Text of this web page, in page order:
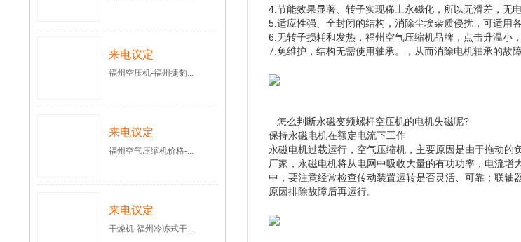
来电议定
福州空压机-福州捷豹...
来电议定
福州空气压缩机价格-...
来电议定
干燥机-福州冷冻式干...
4.节能效果显著、转子实现稀土永磁化，所以无滑差，无
5.适应性强、全封闭的结构，消除尘埃杂质侵扰，可适用各
6.无转子损耗和发热，福州空气压缩机品牌，点击升温小
7.免维护，结构无需使用轴承。，从而消除电机轴承的故
怎么判断永磁变频螺杆空压机的电机失磁呢?
保持永磁电机在额定电流下工作
永磁电机过载运行，空气压缩机，主要原因是由于拖动
厂家，永磁电机将从电网中吸收大量的有功功率，电流
中，要注意经常检查传动装置运转是否灵活、可靠；联
原因排除故障后再运行。